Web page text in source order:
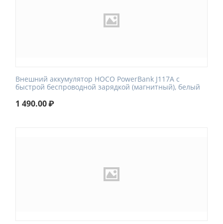
Внешний аккумулятор HOCO PowerBank J117A с
быстрой беспроводной зарядкой (магнитный), белый
1 490.00₽